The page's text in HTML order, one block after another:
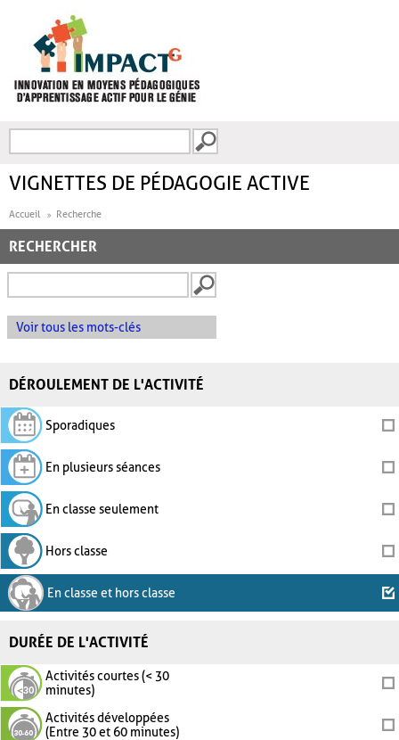
FORMULAIRE DE
VIGNETTES DE PÉDAGOGIE ACTIVE
Accueil Recherche
RECHERCHER
Voir tous les mots-clés
DÉROULEMENT DE L'ACTIVITÉ
Sporadiques
En plusieurs séances
En classe seulement
Hors classe
En classe et hors classe
DURÉE DE L'ACTIVITÉ
Activités courtes (< 30
minutes)
Activités développées
(Entre 30 et 60 minutes)